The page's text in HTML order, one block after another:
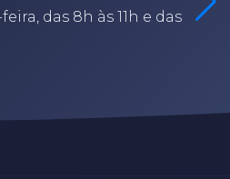
das 8h às 11h e das